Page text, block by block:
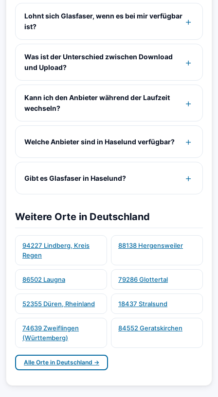
Lohnt sich Glasfaser, wenn es bei mir verfügbar
ist?
Was ist der Unterschied zwischen Download
und Upload?
Kann ich den Anbieter während der Laufzeit
wechseln?
Welche Anbieter sind in Haselund verfügbar?
Gibt es Glasfaser in Haselund?
Weitere Orte in Deutschland
94227 Lindberg, Kreis
Regen
88138 Hergensweiler
86502 Laugna 79286 Glottertal
52355 Düren, Rheinland 18437 Stralsund
74639 Zweiflingen
(Württemberg)
84552 Geratskirchen
Alle Orte in Deutschland →